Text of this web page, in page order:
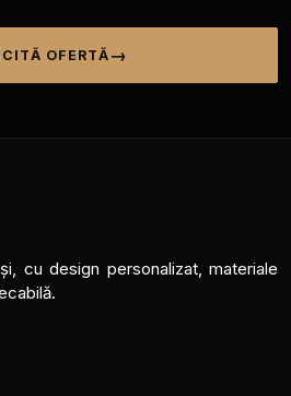
OFERTĂ
cu design personalizat, materiale